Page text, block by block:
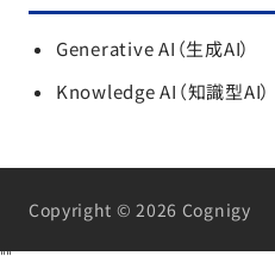
Generative AI（生成AI）
Knowledge AI（知識型AI）
Copyright © 2026 Cognigy
""